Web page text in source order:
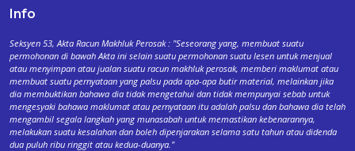
Info
Seksyen 53, Akta Racun Makhluk Perosak : "Seseorang yang, membuat suatu
permohonan di bawah Akta ini selain suatu permohonan suatu lesen untuk menjual
atau menyimpan atau jualan suatu racun makhluk perosak, memberi maklumat atau
membuat suatu pernyataan yang palsu pada apa-apa butir material, melainkan jika
dia membuktikan bahawa dia tidak mengetahui dan tidak mempunyai sebab untuk
mengesyaki bahawa maklumat atau pernyataan itu adalah palsu dan bahawa dia telah
mengambil segala langkah yang munasabah untuk memastikan kebenarannya,
melakukan suatu kesalahan dan boleh dipenjarakan selama satu tahun atau didenda
dua puluh ribu ringgit atau kedua-duanya."